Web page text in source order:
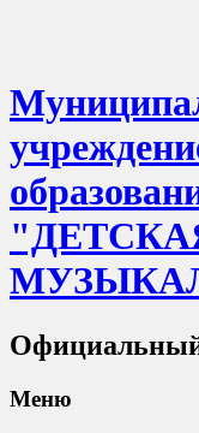
Меню